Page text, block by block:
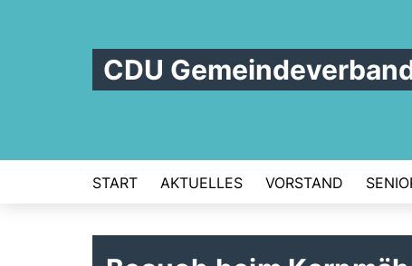
CDU
START AKTUELLES VORSTAND